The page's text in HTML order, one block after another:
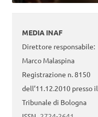
MEDIA INAF
Direttore responsabile:
Marco Malaspina
Registrazione n. 8150
dell’11.12.2010 presso il
Tribunale di Bologna